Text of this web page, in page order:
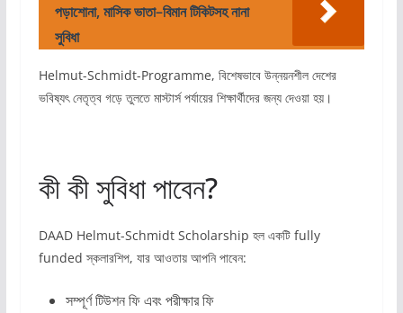
পড়াশোনা, মাসিক ভাতা–বিমান টিকিটসহ নানা
সুবিধা
Helmut-Schmidt-Programme, বিশেষভাবে উন্নয়নশীল দেশের
ভবিষ্যৎ নেতৃত্ব গড়ে তুলতে মাস্টার্স পর্যায়ের শিক্ষার্থীদের জন্য দেওয়া হয়।
কী কী সুবিধা পাবেন?
DAAD Helmut-Schmidt Scholarship হল একটি fully
funded স্কলারশিপ, যার আওতায় আপনি পাবেন:
সম্পূর্ণ টিউশন ফি এবং পরীক্ষার ফি